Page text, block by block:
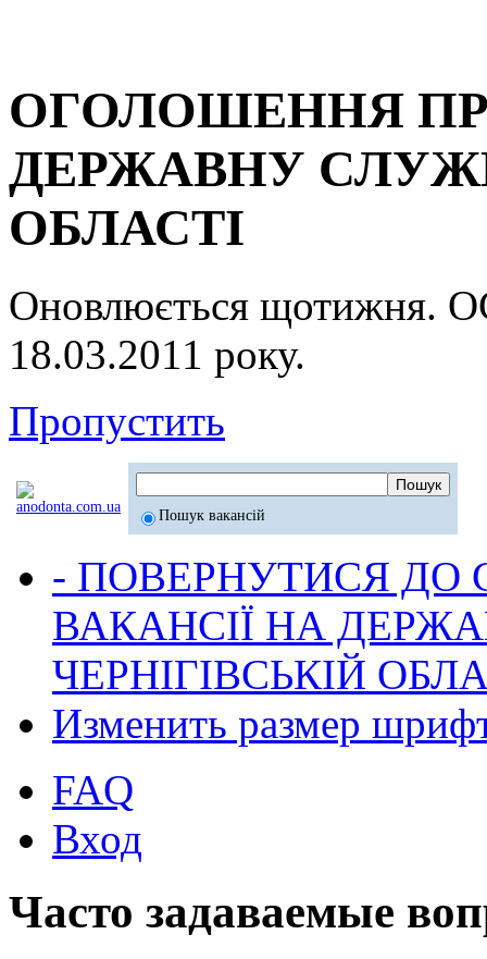
ОГОЛОШЕННЯ
ДЕРЖАВНУ
ОБЛАСТІ
Оновлюється
18.03.2011 року.
Пропустить
Пошук вакансій
- ПОВЕРНУТИСЯ ДО
ВАКАНСІЇ НА
ЧЕРНІГІВСЬКІЙ
Изменить размер
FAQ
Вход
Часто задаваемые